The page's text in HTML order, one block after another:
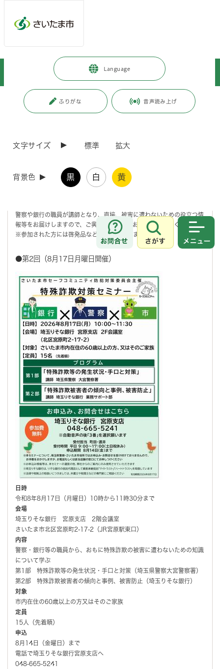
Language
ふりがな 音声読み上げ
文字サイズ 標準 拡大
背景色 黒 白 黄
お問合せ
さがす
暮らし・手続き > 安全・防災・消防
セーフコミュニティ防犯対策委員会 特殊詐欺対策セミナーを開催します
更新日付：2026年6月19日 / ページ番号：C127503
警察や銀行の職員が講師となり、直接、被害に遭わないための役立つ情
報等をお届けしますので、ご興味のある方はお気軽にご参加ください。
※参加された方には啓発品などの配付があります！
●第2回（8月17日月曜日開催）
日時
令和8年8月17日（月曜日）10時から11時30分まで
会場
埼玉りそな銀行 宮原支店 2階会議室
さいたま市北区宮原町2-17-2（JR宮原駅東口）
内容
警察・銀行等の職員から、おもに特殊詐欺の被害に遭わないための知識
について学ぶ
第1部 特殊詐欺等の発生状況・手口と対策（埼玉県警察大宮警察署）
第2部 特殊詐欺被害者の傾向と事例、被害防止（埼玉りそな銀行）
対象
市内在住の60歳以上の方又はそのご家族
定員
15人（先着順）
申込
8月14日（金曜日）まで
電話で埼玉りそな銀行宮原支店へ
048-665-5241